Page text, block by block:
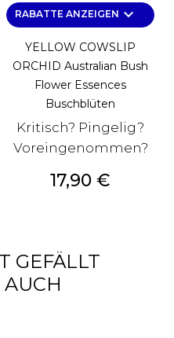
RABATTE ANZEIGEN keyboard_arrow_down
YELLOW COWSLIP
ORCHID Australian Bush
Flower Essences
Buschblüten
Kritisch? Pingelig?
Voreingenommen?
Preis
17,90 €
GEFÄLLT